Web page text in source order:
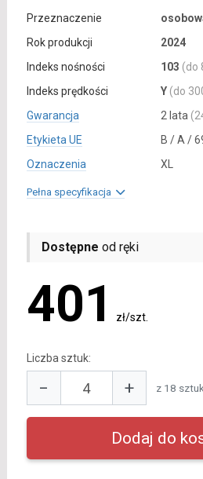
Przeznaczenie
Rok produkcji
2024
Indeks nośności
103 (do
Indeks prędkości
Y (do
Gwarancja
2 lata
Etykieta UE
B / A /
Oznaczenia
XL
Pełna specyfikacja
Dostępne od ręki
401 zł/szt.
Liczba sztuk:
− + z 18 sztuk